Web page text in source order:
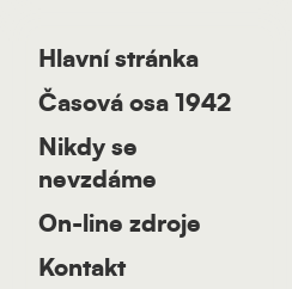
Hlavní stránka
Časová osa 1942
Nikdy se
nevzdáme
On-line zdroje
Kontakt